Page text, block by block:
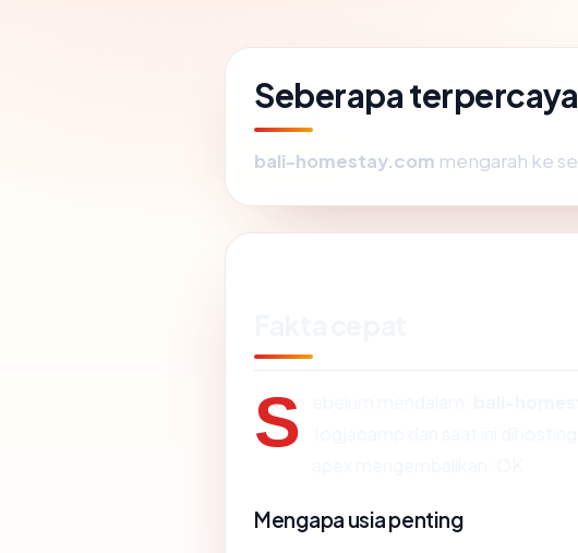
Seberapa
bali-homestay.com mengarah ke
S
Mengapa usia penting